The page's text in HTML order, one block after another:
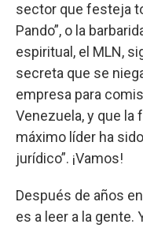
sector que festeja
Pando”, o la
espiritual, el MLN,
secreta que se
empresa para
Venezuela, y que
máximo líder ha
jurídico”. ¡Vamos!
Después de años
es a leer a la gente.